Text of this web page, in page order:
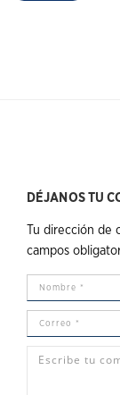
DÉJANOS TU
Tu dirección
campos